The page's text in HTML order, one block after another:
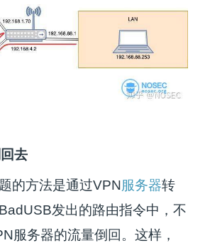
去
的方法是通过VPN服务器转
发出的路由指令中，不
服务器的流量倒回。这样，